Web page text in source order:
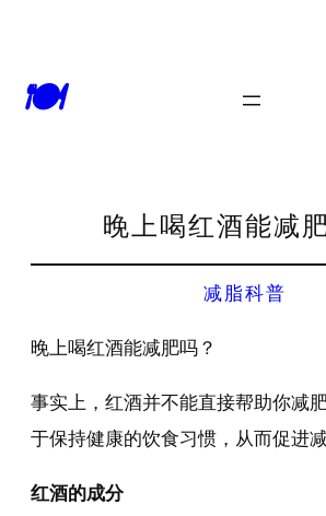
🍽
晚上喝红酒能减
减脂科普
晚上喝红酒能减肥吗？
事实上，红酒并不能直接帮助你减
于保持健康的饮食习惯，从而促进减
红酒的成分